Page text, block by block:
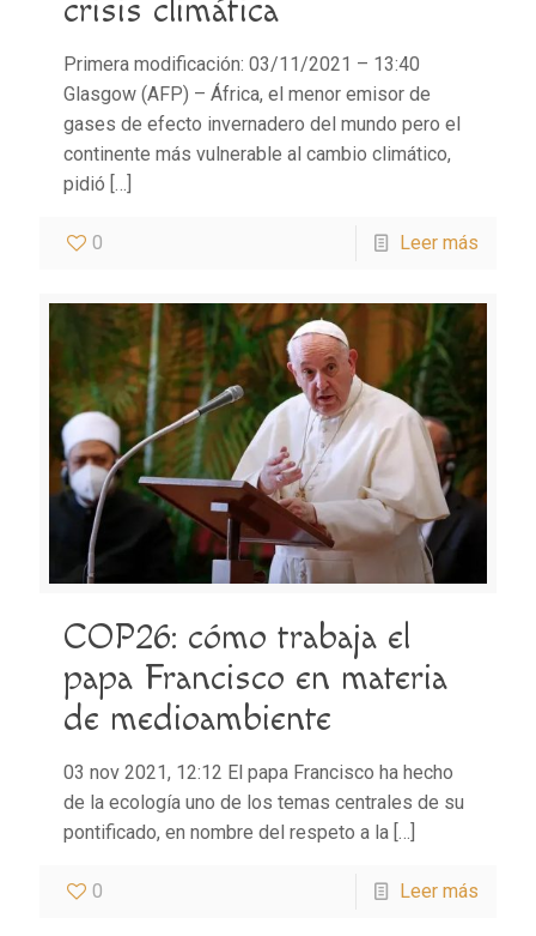
crisis climática
Primera modificación: 03/11/2021 – 13:40
Glasgow (AFP) – África, el menor emisor de
gases de efecto invernadero del mundo pero el
continente más vulnerable al cambio climático,
pidió […]
0 Leer más
COP26: cómo trabaja el
papa Francisco en materia
de medioambiente
03 nov 2021, 12:12 El papa Francisco ha hecho
de la ecología uno de los temas centrales de su
pontificado, en nombre del respeto a la […]
0 Leer más